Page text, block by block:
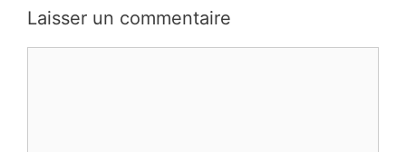
Laisser un commentaire